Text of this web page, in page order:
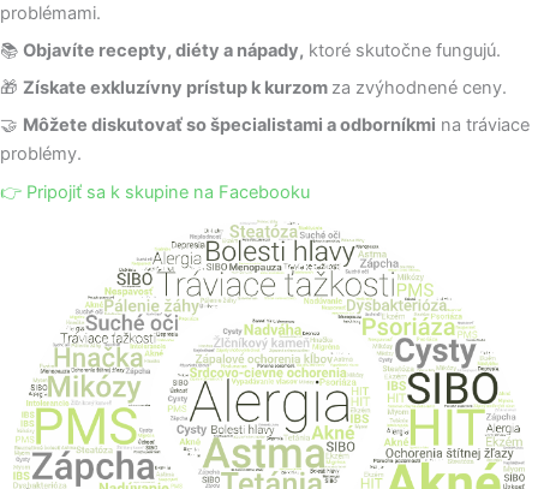
problémami.
📚 Objavíte recepty, diéty a nápady, ktoré skutočne fungujú.
🎁 Získate exkluzívny prístup k kurzom za zvýhodnené ceny.
🤝 Môžete diskutovať so špecialistami a odborníkmi na tráviace
problémy.
👉 Pripojiť sa k skupine na Facebooku